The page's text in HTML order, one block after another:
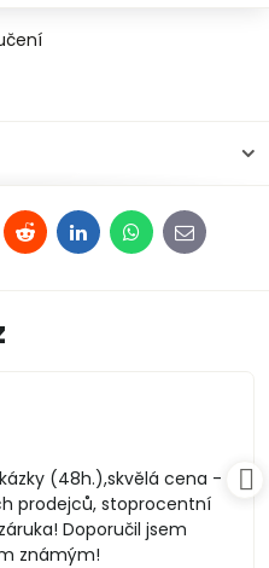
RedditLinkedInWhatsApp
E-
mail
/
5
(48h.),skvělá cena -
prodejců, stoprocentní
Doporučil jsem
známým!